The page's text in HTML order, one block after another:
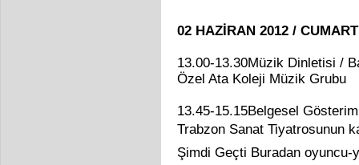
02 HAZİRAN 2012 /
13.00-13.30Müzik Dinletisi /
Özel Ata Koleji Müzik Grubu
13.45-15.15Belgesel
Trabzon Sanat Tiyatrosunun
Şimdi Geçti Buradan